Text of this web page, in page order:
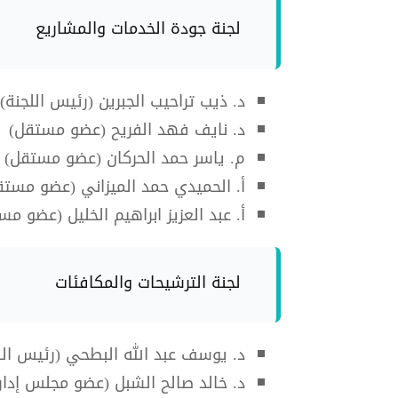
لجنة جودة الخدمات والمشاريع
د. ذيب تراحيب الجبرين (رئيس اللجنة)
د. نايف فهد الفريح (عضو مستقل)
م. ياسر حمد الحركان (عضو مستقل)
أ. الحميدي حمد الميزاني (عضو
أ. عبد العزيز ابراهيم الخليل (عضو
لجنة الترشيحات والمكافئات
د. يوسف عبد الله البطحي (رئيس
د. خالد صالح الشبل (عضو مجلس